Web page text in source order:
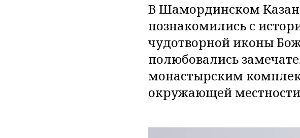
В Шамординском
познакомились с
чудотворной иконы
полюбовались
монастырским
окружающей